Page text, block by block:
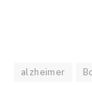
alzheimer